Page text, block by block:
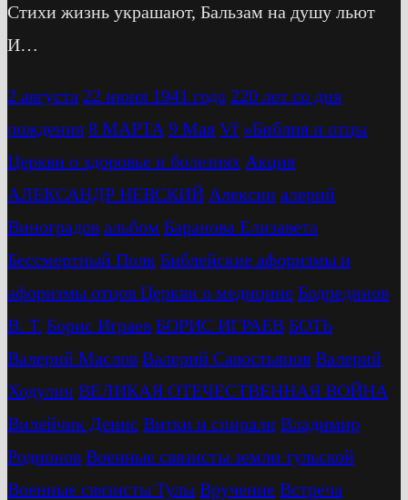
Стихи жизнь украшают, Бальзам на душу льют
И…
2 августа 22 июня 1941 года 220 лет со дня
рождения 8 МАРТА 9 Мая Vf »Библия и отцы
Церкви о здоровье и болезнях Акция
АЛЕКСАНДР НЕВСКИЙ Алексин алерий
Виноградов альбом Баранова Елизавета
Бессмертный Полк Библейские афоризмы и
афоризмы отцов Церкви о медицине Бодрединов
В. Т. Бориc Играев БОРИС ИГРАЕВ БОТЬ
Валерий Маслов Валерий Савостьянов Валерий
Ходулин ВЕЛИКАЯ ОТЕЧЕСТВЕННАЯ ВОЙНА
Вилейчик Денис Витки и спирали Владимир
Родионов Военные связисты земли тульской
Военные связисты Тулы Вручение Встреча